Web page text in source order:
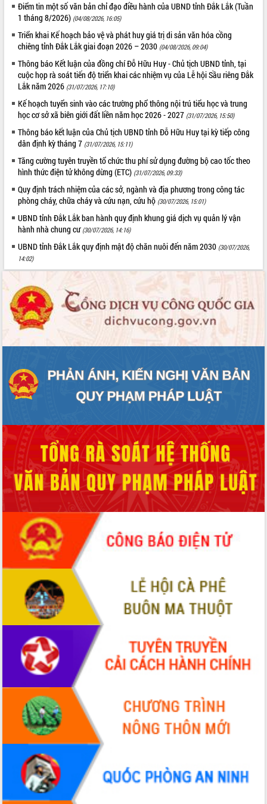
Điểm tin một số văn bản chỉ đạo điều hành của UBND tỉnh Đắk Lắk (Tuần
1 tháng 8/2026) (04/08/2026, 16:05)
Triển khai Kế hoạch bảo vệ và phát huy giá trị di sản văn hóa cồng
chiêng tỉnh Đắk Lắk giai đoạn 2026 – 2030 (04/08/2026, 09:04)
Thông báo Kết luận của đồng chí Đỗ Hữu Huy - Chủ tịch UBND tỉnh, tại
cuộc họp rà soát tiến độ triển khai các nhiệm vụ của Lễ hội Sầu riêng Đắk
Lắk năm 2026 (31/07/2026, 17:10)
Kế hoạch tuyển sinh vào các trường phổ thông nội trú tiểu học và trung
học cơ sở xã biên giới đất liền năm học 2026 - 2027 (31/07/2026, 15:50)
Thông báo kết luận của Chủ tịch UBND tỉnh Đỗ Hữu Huy tại kỳ tiếp công
dân định kỳ tháng 7 (31/07/2026, 15:11)
Tăng cường tuyên truyền tổ chức thu phí sử dụng đường bộ cao tốc theo
hình thức điện tử không dừng (ETC) (31/07/2026, 09:33)
Quy định trách nhiệm của các sở, ngành và địa phương trong công tác
phòng cháy, chữa cháy và cứu nạn, cứu hộ (30/07/2026, 15:01)
UBND tỉnh Đắk Lắk ban hành quy định khung giá dịch vụ quản lý vận
hành nhà chung cư (30/07/2026, 14:16)
UBND tỉnh Đắk Lắk quy định mật độ chăn nuôi đến năm 2030 (30/07/2026,
14:02)